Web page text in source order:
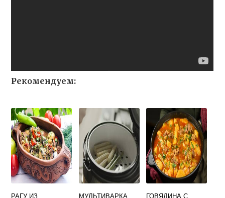
Рекомендуем:
РАГУ ИЗ МУЛЬТИВАРКА ГОВЯДИНА С